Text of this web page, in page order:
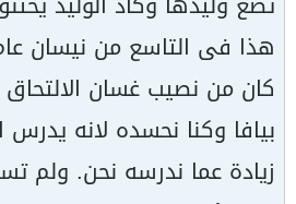
هذا فى التاسع من نيسان عام
كان من نصيب غسان الالتحاق
بيافا وكنا نحسده لانه يدرس
زيادة عما ندرسه نحن. ولم